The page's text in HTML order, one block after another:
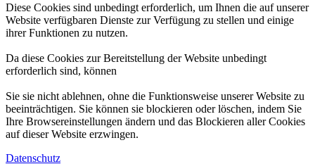
Diese Cookies sind unbedingt erforderlich, um Ihnen die auf unserer
Website verfügbaren Dienste zur Verfügung zu stellen und einige
ihrer Funktionen zu nutzen.
Da diese Cookies zur Bereitstellung der Website unbedingt
erforderlich sind, können
Sie sie nicht ablehnen, ohne die Funktionsweise unserer Website zu
beeinträchtigen. Sie können sie blockieren oder löschen, indem Sie
Ihre Browsereinstellungen ändern und das Blockieren aller Cookies
auf dieser Website erzwingen.
Datenschutz